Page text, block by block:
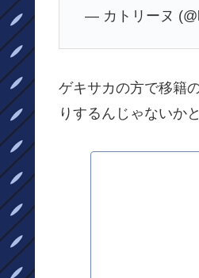
— カトリーヌ
ゲキサカの方で移籍
りするんじゃないか